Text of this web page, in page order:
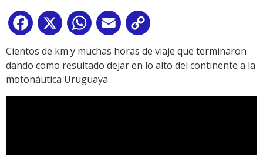
Facebook
X WhatsApp
Email
Link
Cientos de km y muchas horas de viaje que terminaron
dando como resultado dejar en lo alto del continente a la
motonáutica Uruguaya.